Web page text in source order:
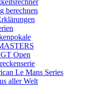
berechnen
Open
Le Mans Series
aller Welt